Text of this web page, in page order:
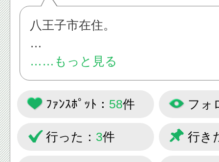
八王子市在住。
食べるのが大好き！！
八王子市内のグルメのオススメ
紹介したいです。
主に八王子駅、西八王子駅周辺に
……もっと見る
ﾌｧﾝｽﾎﾟｯﾄ： 58件 フォ
行った： 3件 行き